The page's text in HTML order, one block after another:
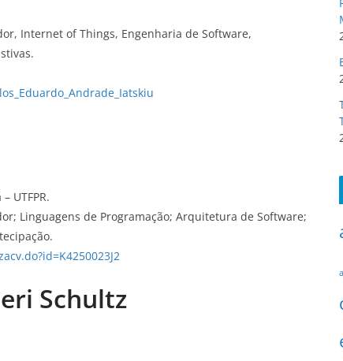
Internet of Things, Engenharia de Software,
UTFPR.
Linguagens de Programação; Arquitetura de Software;
Schultz